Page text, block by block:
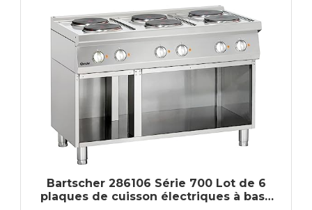
Bartscher 286106 Série 700 Lot de 6
plaques de cuisson électriques à base